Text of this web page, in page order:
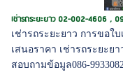
เช่ารถระยะยาว 02-002-4606
เช่ารถระยะยาว การขอใบ
เสนอราคา เช่ารถระยะยา
สอบถามข้อมูล086-